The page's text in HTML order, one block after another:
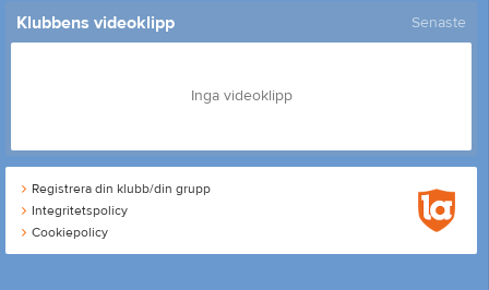
Klubbens videoklipp Senaste
Inga videoklipp
Registrera din klubb/din grupp
Integritetspolicy
Cookiepolicy